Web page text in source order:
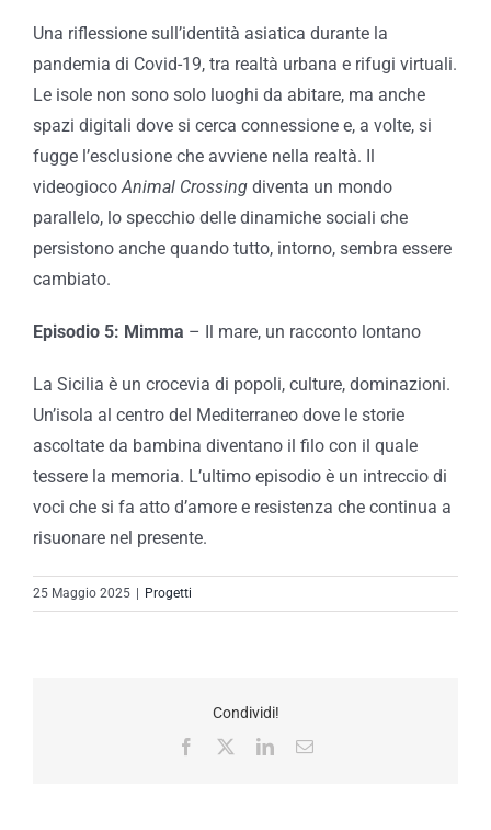
Una riflessione sull’identità asiatica durante la
pandemia di Covid-19, tra realtà urbana e rifugi virtuali.
Le isole non sono solo luoghi da abitare, ma anche
spazi digitali dove si cerca connessione e, a volte, si
fugge l’esclusione che avviene nella realtà. Il
videogiocoAnimal Crossing diventa un mondo
parallelo, lo specchio delle dinamiche sociali che
persistono anche quando tutto, intorno, sembra essere
cambiato.
Episodio 5: Mimma – Il mare, un racconto lontano
La Sicilia è un crocevia di popoli, culture, dominazioni.
Un’isola al centro del Mediterraneo dove le storie
ascoltate da bambina diventano il filo con il quale
tessere la memoria. L’ultimo episodio è un intreccio di
voci che si fa atto d’amore e resistenza che continua a
risuonare nel presente.
25 Maggio 2025 Progetti
Condividi!
Facebook
LinkedInEmail